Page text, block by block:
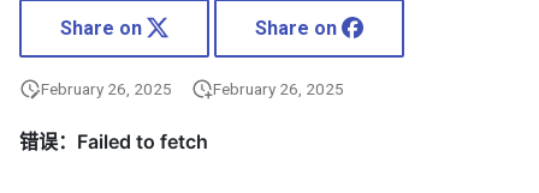
Share on Share on
February 26, 2025 February 26, 2025